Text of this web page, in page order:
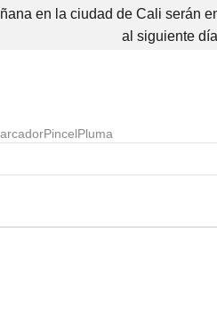
en la ciudad de Cali serán
al siguiente
PincelPluma